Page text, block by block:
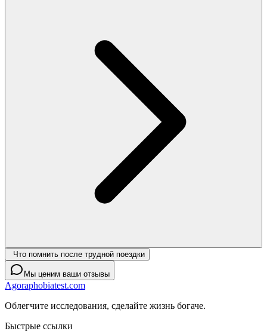
Что помнить после трудной поездки
Мы ценим ваши отзывы
Agoraphobiatest.com
Облегчите исследования, сделайте жизнь богаче.
Быстрые ссылки